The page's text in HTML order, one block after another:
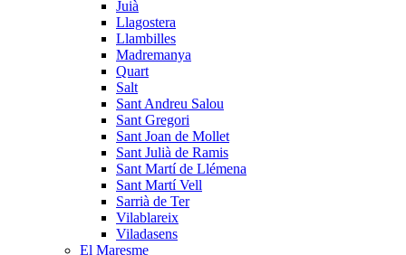
Juià
Llagostera
Llambilles
Madremanya
Quart
Salt
Sant Andreu Salou
Sant Gregori
Sant Joan de Mollet
Sant Julià de Ramis
Sant Martí de Llémena
Sant Martí Vell
Sarrià de Ter
Vilablareix
Viladasens
El Maresme